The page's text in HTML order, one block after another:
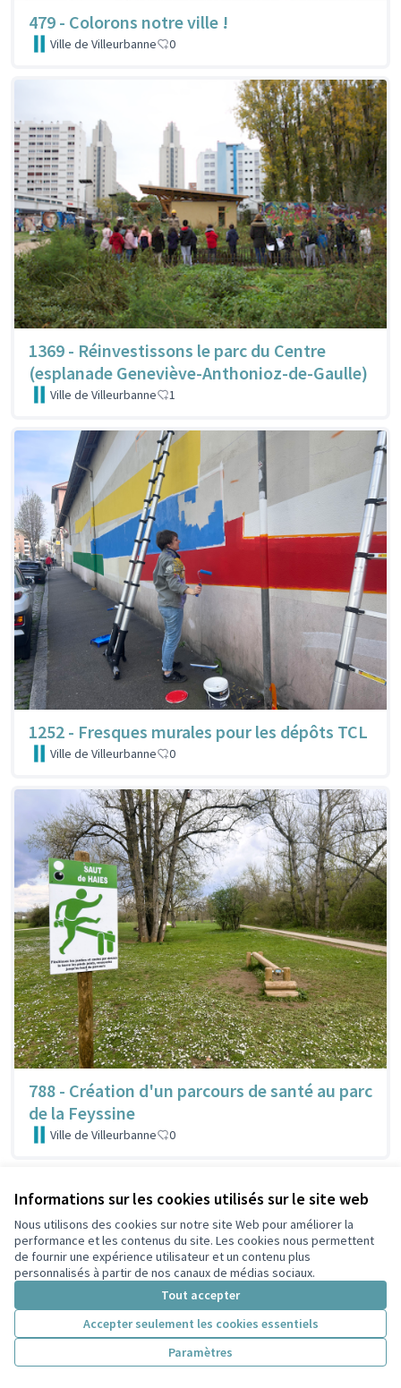
Informations sur les cookies utilisés sur le site web
Nous utilisons des cookies sur notre site Web pour améliorer la
performance et les contenus du site. Les cookies nous permettent
de fournir une expérience utilisateur et un contenu plus
personnalisés à partir de nos canaux de médias sociaux.
Tout accepter
Accepter seulement les cookies essentiels
Paramètres
479 - Colorons notre ville !
Ville de Villeurbanne 0
1369 - Réinvestissons le parc du Centre
(esplanade Geneviève-Anthonioz-de-Gaulle)
Ville de Villeurbanne 1
1252 - Fresques murales pour les dépôts TCL
Ville de Villeurbanne 0
788 - Création d'un parcours de santé au parc
de la Feyssine
Ville de Villeurbanne 0